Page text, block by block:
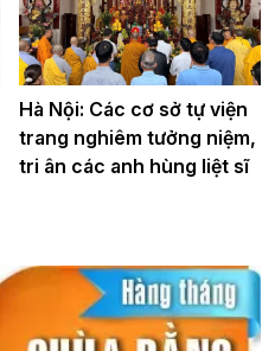
Hà Nội: Các cơ sở tự viện
trang nghiêm tưởng niệm,
tri ân các anh hùng liệt sĩ